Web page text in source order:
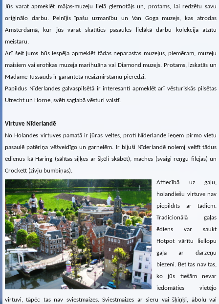
Jūs varat apmeklēt mājas-muzeju lielā gleznotājs un, protams, lai redzētu savu
oriģinālo darbu. Pelnījis īpašu uzmanību un Van Goga muzejs, kas atrodas
Amsterdamā, kur jūs varat skatīties pasaules lielākā darbu kolekcija atzītu
meistaru.
Arī šeit jums būs iespēja apmeklēt tādas neparastas muzejus, piemēram, muzeju
maisiem vai erotikas muzeja marihuāna vai Diamond muzejs. Protams, izskatās un
Madame Tussauds ir garantēta neaizmirstamu pieredzi.
Papildus Nīderlandes galvaspilsētā ir interesanti apmeklēt arī vēsturiskās pilsētas
Utrecht un Horne, svēti saglabā vēsturi valstī.
Virtuve Nīderlandē
No Holandes virtuves pamatā ir jūras veltes, proti Nīderlande ieņem pirmo vietu
pasaulē patēriņa vēžveidīgo un garnelēm. Ir bijuši Nīderlandē nolemj veltīt tādus
ēdienus kā Haring (sālītas siļķes ar šķēli skābēt), maches (svaigi reņģu filejas) un
Crockett (zivju bumbiņas).
Attiecībā uz gaļu,
holandiešu virtuve nav
piepildīts ar tādiem.
Tradicionālā gaļas
ēdiens var saukt
Hotpot vārītu liellopu
gaļa ar dārzeņu
biezeni. Bet tas nav tas,
ko jūs tiešām nevar
iedomāties vietējo
virtuvi, tāpēc tas nav sviestmaizes. Sviestmaizes ar sieru vai šķiņķi, ābolu vai